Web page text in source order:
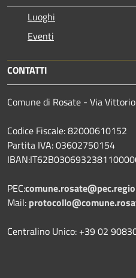
Luoghi
Eventi
CONTATTI
Comune di Rosate - Via
Codice Fiscale: 82000610152
Partita IVA: 03602750154
PEC:
Mail:
Centralino Unico: +39 02